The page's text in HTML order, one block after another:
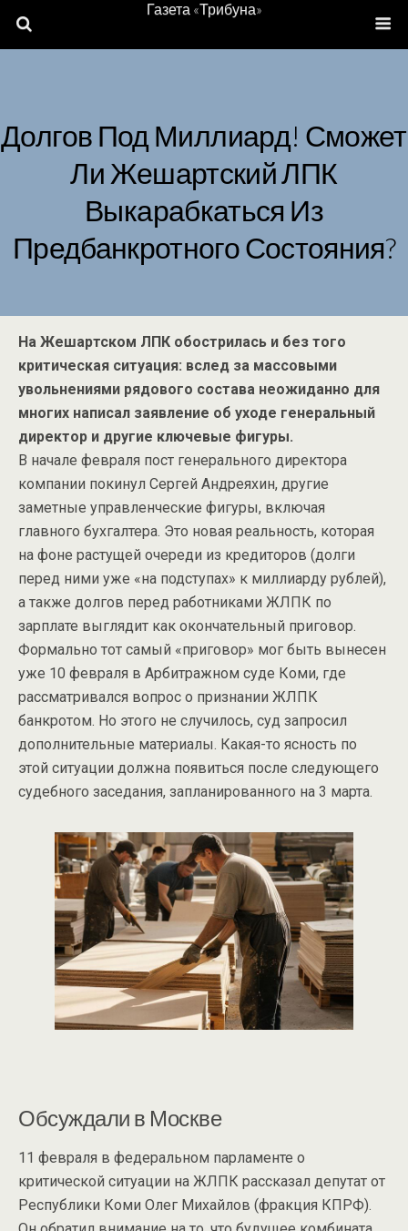
Газета «Трибуна»
Долгов Под Миллиард! Сможет
Ли Жешартский ЛПК
Выкарабкаться Из
Предбанкротного Состояния?
На Жешартском ЛПК обострилась и без того
критическая ситуация: вслед за массовыми
увольнениями рядового состава неожиданно для
многих написал заявление об уходе генеральный
директор и другие ключевые фигуры.
В начале февраля пост генерального директора
компании покинул Сергей Андреяхин, другие
заметные управленческие фигуры, включая
главного бухгалтера. Это новая реальность, которая
на фоне растущей очереди из кредиторов (долги
перед ними уже «на подступах» к миллиарду рублей),
а также долгов перед работниками ЖЛПК по
зарплате выглядит как окончательный приговор.
Формально тот самый «приговор» мог быть вынесен
уже 10 февраля в Арбитражном суде Коми, где
рассматривался вопрос о признании ЖЛПК
банкротом. Но этого не случилось, суд запросил
дополнительные материалы. Какая-то ясность по
этой ситуации должна появиться после следующего
судебного заседания, запланированного на 3 марта.
Обсуждали в Москве
11 февраля в федеральном парламенте о
критической ситуации на ЖЛПК рассказал депутат от
Республики Коми Олег Михайлов (фракция КПРФ).